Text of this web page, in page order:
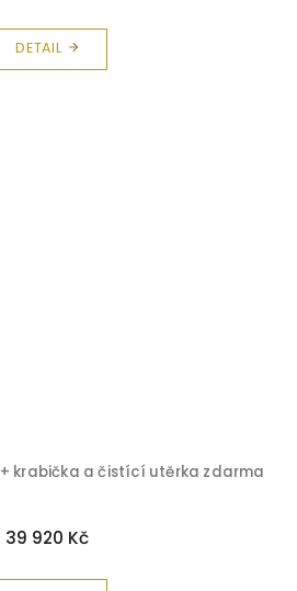
DETAIL
+ krabička a čistící utěrka zdarma
39 920 Kč